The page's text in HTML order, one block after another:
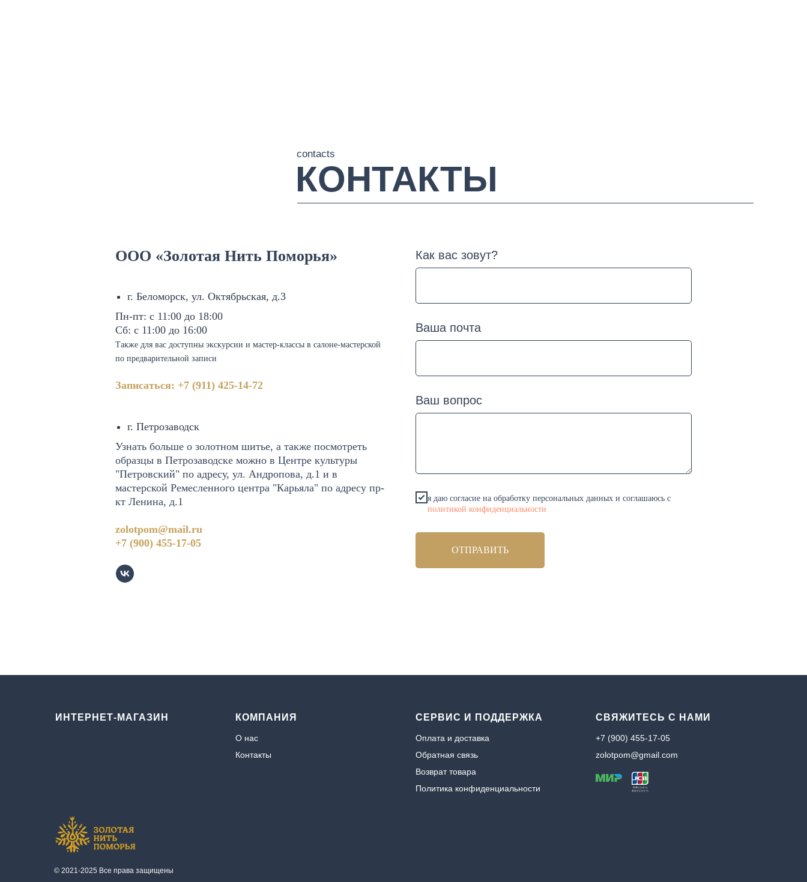
КОНТАКТЫ
contacts
ООО «Золотая Нить Поморья»
г. Беломорск, ул. Октябрьская, д.3
Пн-пт: с 11:00 до 18:00
Сб: с 11:00 до 16:00
Также для вас доступны экскурсии и мастер-классы в салоне-мастерской
по предварительной записи
Записаться: +7 (911) 425-14-72
г. Петрозаводск
Узнать больше о золотном шитье, а также посмотреть
образцы в Петрозаводске можно в Центре культуры
"Петровский" по адресу, ул. Андропова, д.1 и в
мастерской Ремесленного центра "Карьяла" по адресу пр-
кт Ленина, д.1
zolotpom@mail.ru
+7 (900) 455-17-05
Как вас зовут?
Ваша почта
Ваш вопрос
я даю согласие на обработку персональных данных и соглашаюсь c
политикой конфиденциальности
ОТПРАВИТЬ
ИНТЕРНЕТ-МАГАЗИН КОМПАНИЯ
О нас
Контакты
© 2021-2025 Все права защищены
СЕРВИС И ПОДДЕРЖКА
Оплата и доставка
Обратная связь
Возврат товара
Политика конфиденциальности
СВЯЖИТЕСЬ С НАМИ
+7 (900) 455-17-05
zolotpom@gmail.com